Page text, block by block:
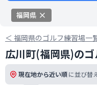
福岡県
＜ 福岡県のゴルフ練習場一
広川町(福岡県)の
現在地から近い順に並び替